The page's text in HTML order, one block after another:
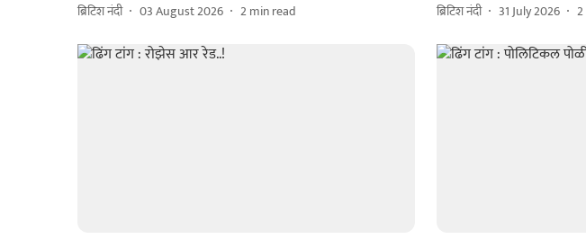
ब्रिटिश नंदी 03 August 2026 2min read ब्रिटिश नंदी 31 July 2026 2